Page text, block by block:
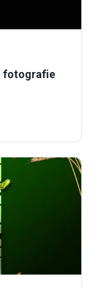
Produktová a brandová fotografie